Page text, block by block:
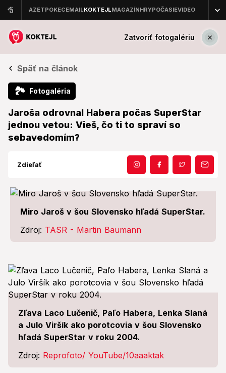
Zatvoriť fotogalériu
Späť na článok
🏞 Fotogaléria
Jaroša odrovnal Habera počas SuperStar
jednou vetou: Vieš, čo ti to spraví so
sebavedomím?
Zdieľať
Miro Jaroš v šou Slovensko hľadá SuperStar.
Zdroj: TASR - Martin Baumann
Zľava Laco Lučenič, Paľo Habera, Lenka Slaná
a Julo Viršík ako porotcovia v šou Slovensko
hľadá SuperStar v roku 2004.
Zdroj: Reprofoto/ YouTube/10aaaktak